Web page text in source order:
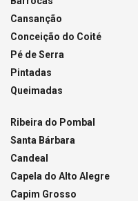
Cansanção
Conceição do Coité
Pé de Serra
Pintadas
Queimadas
Ribeira do Pombal
Santa Bárbara
Candeal
Capela do Alto Alegre
Capim Grosso